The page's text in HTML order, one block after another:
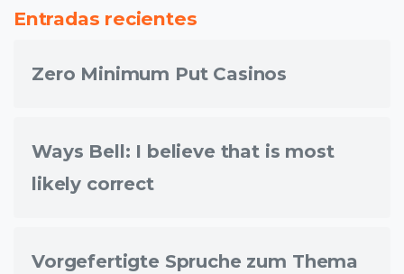
Entradas recientes
Zero Minimum Put Casinos
Ways Bell: I believe that is most
likely correct
Vorgefertigte Spruche zum Thema